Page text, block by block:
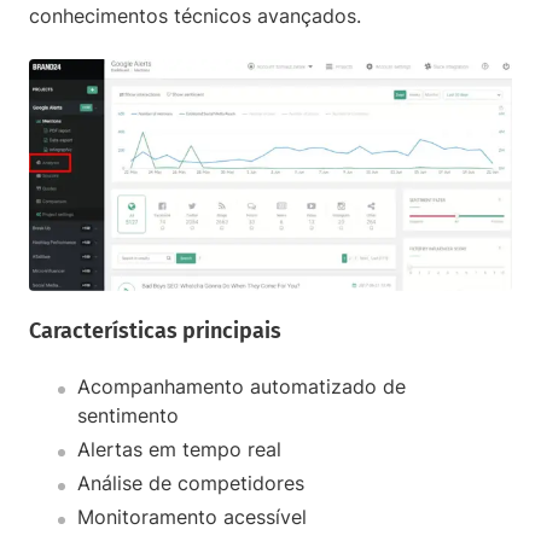
conhecimentos técnicos avançados.
Características principais
Acompanhamento automatizado de
sentimento
Alertas em tempo real
Análise de competidores
Monitoramento acessível